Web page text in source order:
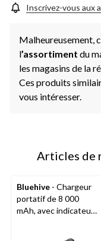
même
page.
Inscrivez-vous aux
Malheureusement,
l’assortiment du
les magasins de la
Ces produits
vous intéresser.
Articles de
Bluehive - Chargeur
portatif de 8 000
mAh, avec indicateur